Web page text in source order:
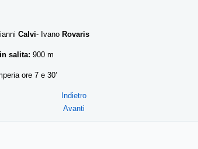
Calvi- Ivano Rovaris
salita: 900 m
ore 7 e 30’
Indietro
Avanti